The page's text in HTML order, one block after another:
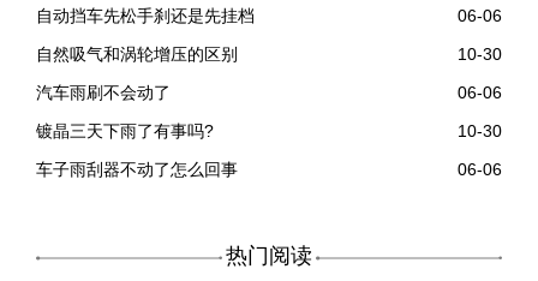
自动挡车先松手刹还是先挂档
06-06
自然吸气和涡轮增压的区别
10-30
汽车雨刷不会动了
06-06
镀晶三天下雨了有事吗?
10-30
车子雨刮器不动了怎么回事
06-06
热门阅读